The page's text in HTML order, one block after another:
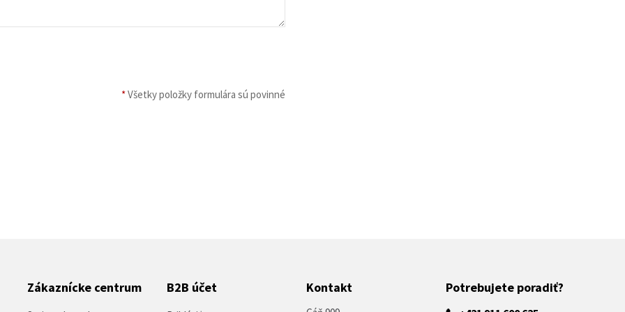
*Všetky položky formulára sú povinné
Zákaznícke centrum B2B účet Kontakt Potrebujete poradiť?